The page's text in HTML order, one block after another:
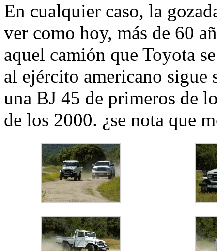
En cualquier caso, la
ver como hoy, más de 60
aquel camión que Toyota
al ejército americano sigue
una BJ 45 de primeros de
de los 2000. ¿se nota que